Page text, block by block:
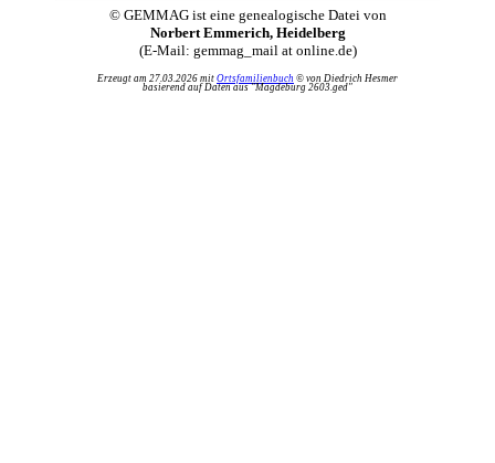
© GEMMAG ist eine genealogische Datei von
Norbert Emmerich, Heidelberg
(E-Mail: gemmag_mail at online.de)
Erzeugt am 27.03.2026 mit Ortsfamilienbuch © von Diedrich Hesmer
basierend auf Daten aus "Magdeburg 2603.ged"